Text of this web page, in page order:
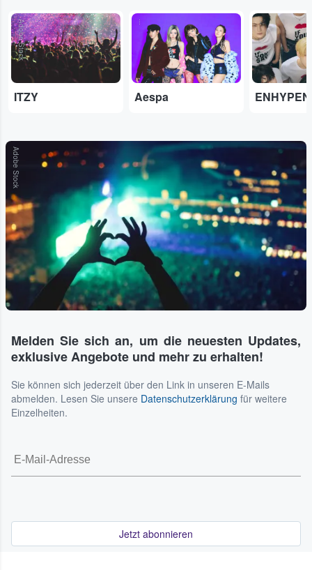
Adobe Stock
ITZY
...
Aespa
...
ENHYPEN
Adobe Stock
Melden Sie sich an, um die neuesten Updates,
exklusive Angebote und mehr zu erhalten!
Sie können sich jederzeit über den Link in unseren E-Mails
abmelden. Lesen Sie unsere Datenschutzerklärung für weitere
Einzelheiten.
Jetzt abonnieren